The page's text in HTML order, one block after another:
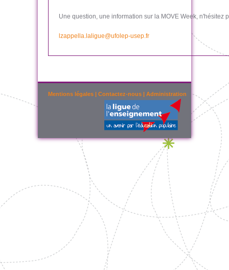
Une question, une information sur la MOVE Week, n'hésitez
lzappella.laligue@ufolep-usep.fr
Mentions légales | Contactez-nous | Administration